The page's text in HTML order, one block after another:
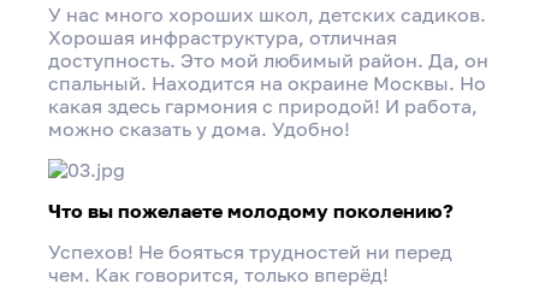
У нас много хороших школ, детских садиков.
Хорошая инфраструктура, отличная
доступность. Это мой любимый район. Да, он
спальный. Находится на окраине Москвы. Но
какая здесь гармония с природой! И работа,
можно сказать у дома. Удобно!
Что вы пожелаете молодому поколению?
Успехов! Не бояться трудностей ни перед
чем. Как говорится, только вперёд!